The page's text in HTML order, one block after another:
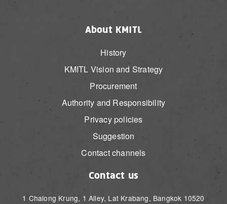
About KMITL
History
KMITL Vision and Strategy
Procurement
Authority and Responsibility
Privacy policies
Suggestion
Contact channels
Contact us
1 Chalong Krung, 1 Alley, Lat Krabang, Bangkok 10520